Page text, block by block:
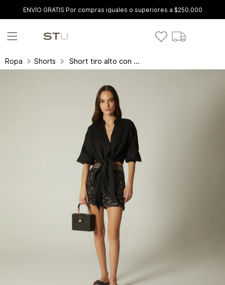
ENVÍO GRATIS Por compras iguales o superiores a $250.000
Ropa Shorts Short tiro alto con insumo en pretina